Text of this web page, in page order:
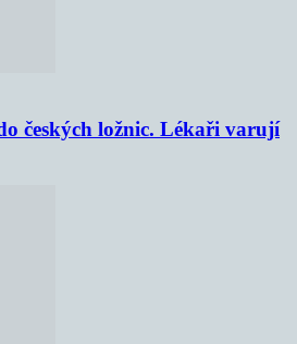
českých ložnic. Lékaři varují